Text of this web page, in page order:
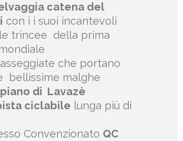
catena del
con i i suoi incantevoli
trincee della prima
che portano
bellissime malghe
di Lavazè
ciclabile lunga più di
Convenzionato QC